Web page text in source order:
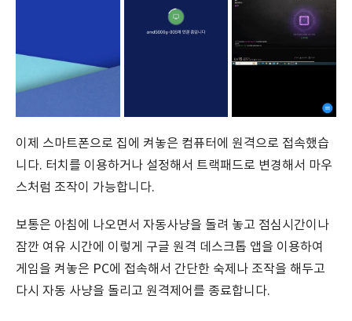
이제 스마트폰으로 집에 켜놓은 컴퓨터에 원격으로 접속했습
니다. 터치를 이용하거나 설정해서 트랙패드로 변경해서 마우
스처럼 조작이 가능합니다.
보통은 아침에 나오면서 자동사냥을 돌려 놓고 점심시간이나
잠깐 여유 시간에 이렇게 구글 원격 데스크톱 앱을 이용하여
게임을 켜놓은 PC에 접속해서 간단한 숙제나 조작을 해두고
다시 자동 사냥을 돌리고 원격제어를 종료합니다.